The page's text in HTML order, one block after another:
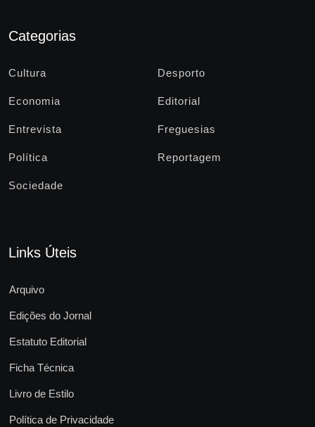
Categorias
Cultura Desporto
Economia Editorial
Entrevista Freguesias
Política Reportagem
Sociedade
Links Úteis
Arquivo
Edições do Jornal
Estatuto Editorial
Ficha Técnica
Livro de Estilo
Política de Privacidade